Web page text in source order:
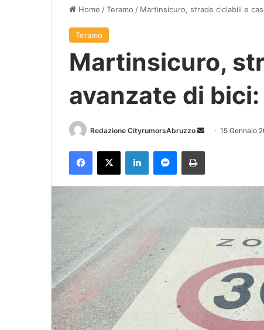
Home /Teramo / Martinsicuro, strade ciclabili e
Teramo
Martinsicuro,
avanzate di
Redazione CityrumorsAbruzzo
i
a
'
a
i
15 Gennaio